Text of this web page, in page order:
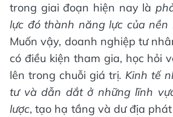
trong giai đoạn hiện nay là
lực đó thành năng lực của nền
Muốn vậy, doanh nghiệp tư
có điều kiện tham gia, học hỏi
lên trong chuỗi giá trị. Kinh tế
tư và dẫn dắt ở những lĩnh
lược, tạo hạ tầng và dư địa